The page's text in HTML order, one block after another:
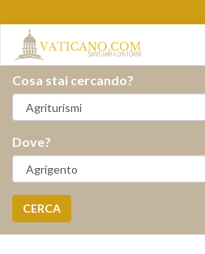
Cosa stai cercando?
Dove?
CERCA